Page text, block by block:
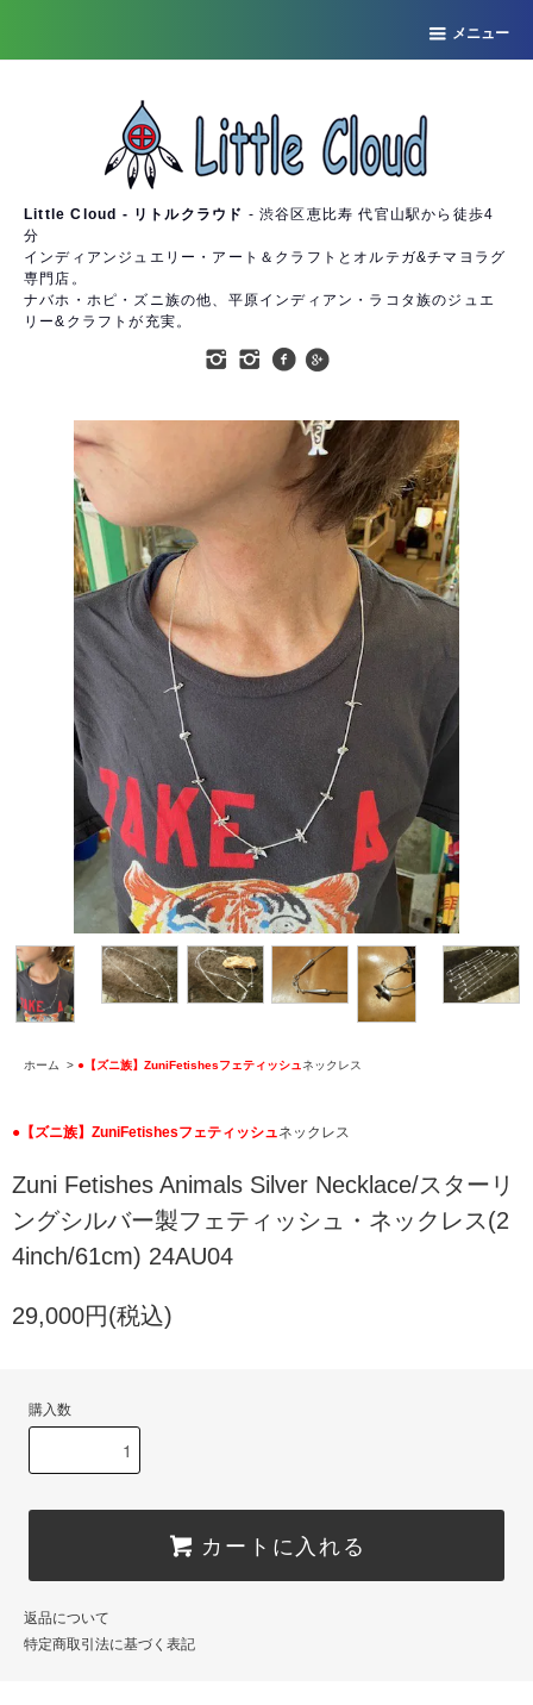
メニュー
Little Cloud - リトルクラウド - 渋谷区恵比寿 代官山駅から徒歩4
分
インディアンジュエリー・アート＆クラフトとオルテガ&チマヨラグ
専門店。
ナバホ・ホピ・ズニ族の他、平原インディアン・ラコタ族のジュエ
リー&クラフトが充実。
ホーム > ●【ズニ族】ZuniFetishesフェティッシュネックレス
●【ズニ族】ZuniFetishesフェティッシュネックレス
Zuni Fetishes Animals Silver Necklace/スターリ
ングシルバー製フェティッシュ・ネックレス(2
4inch/61cm) 24AU04
29,000円(税込)
購入数
カートに入れる
返品について
特定商取引法に基づく表記